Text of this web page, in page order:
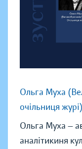
Ольга Муха
очільниця журі)
Ольга Муха —
аналітикиня